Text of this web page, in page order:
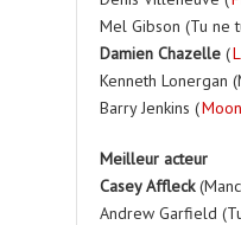
Mel Gibson (Tu ne
Damien Chazelle (
Kenneth Lonergan
Barry Jenkins (
Meilleur acteur
Casey Affleck
Andrew Garfield